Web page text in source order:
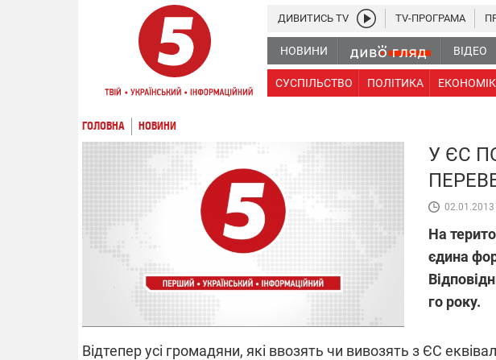
НОВИНИ ВІДЕО
СУСПІЛЬСТВО ПОЛІТИКА
ДИВИТИСЬ TV TV-ПРОГРАМА
ГОЛОВНА НОВИНИ
У ЄС
02.01.2013
На
єдина
го року.
Відтепер усі громадяни, які ввозять чи вивозять з ЄС